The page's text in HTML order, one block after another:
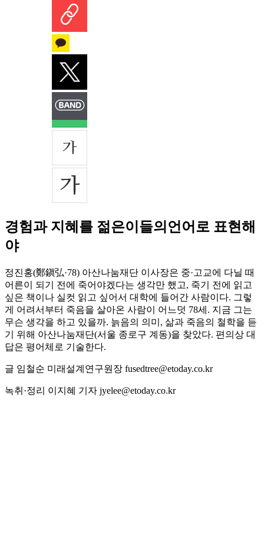
경험과 지혜를 젊은이들의언어로 표현해
야
정진홍(鄭鎭弘·78) 아산나눔재단 이사장은 중·고교에 다닐 때
어른이 되기 전에 죽어야겠다는 생각만 했고, 죽기 전에 읽고
싶은 책이나 실컷 읽고 싶어서 대학에 들어간 사람이다. 그렇
게 어려서부터 죽음을 살아온 사람이 어느덧 78세. 지금 그는
무슨 생각을 하고 있을까. 늙음의 의미, 삶과 죽음의 철학을 듣
기 위해 아산나눔재단(서울 종로구 계동)을 찾았다. 편의상 대
답은 평어체로 기술한다.
글 임철순 미래설계연구원장 fusedtree@etoday.co.kr
녹취·정리 이지혜 기자 jyelee@etoday.co.kr